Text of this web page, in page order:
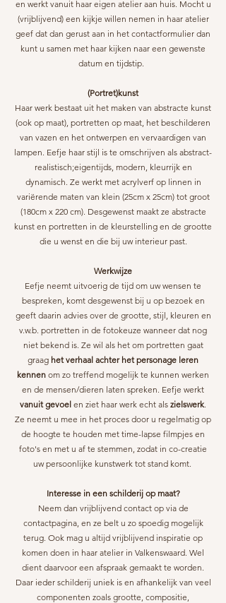
en werkt vanuit haar eigen atelier aan huis. Mocht u
(vrijblijvend) een kijkje willen nemen in haar atelier
geef dat dan gerust aan in het contactformulier dan
kunt u samen met haar kijken naar een gewenste
datum en tijdstip.
(Portret)kunst
Haar werk bestaat uit het maken van abstracte kunst
(ook op maat), portretten op maat, het beschilderen
van vazen en het ontwerpen en vervaardigen van
lampen. Eefje haar stijl is te omschrijven als abstract-
realistisch;eigentijds, modern, kleurrijk en
dynamisch. Ze werkt met acrylverf op linnen in
variërende maten van klein (25cm x 25cm) tot groot
(180cm x 220 cm). Desgewenst maakt ze abstracte
kunst en portretten in de kleurstelling en de grootte
die u wenst en die bij uw interieur past.
Werkwijze
Eefje neemt uitvoerig de tijd om uw wensen te
bespreken, komt desgewenst bij u op bezoek en
geeft daarin advies over de grootte, stijl, kleuren en
v.w.b. portretten in de fotokeuze wanneer dat nog
niet bekend is. Ze wil als het om portretten gaat
graag het verhaal achter het personage leren
kennen om zo treffend mogelijk te kunnen werken
en de mensen/dieren laten spreken. Eefje werkt
vanuit gevoel en ziet haar werk echt als zielswerk.
Ze neemt u mee in het proces door u regelmatig op
de hoogte te houden met time-lapse filmpjes en
foto's en met u af te stemmen, zodat in co-creatie
uw persoonlijke kunstwerk tot stand komt.
Interesse in een schilderij op maat?
Neem dan vrijblijvend contact op via de
contactpagina, en ze belt u zo spoedig mogelijk
terug. Ook mag u altijd vrijblijvend inspiratie op
komen doen in haar atelier in Valkenswaard. Wel
dient daarvoor een afspraak gemaakt te worden.
Daar ieder schilderij uniek is en afhankelijk van veel
componenten zoals grootte, compositie,